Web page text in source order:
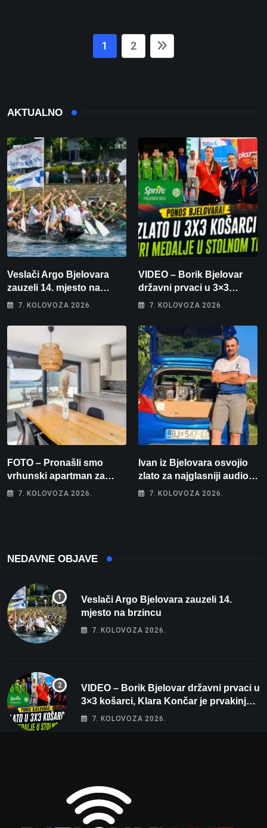
1 2
AKTUALNO
Veslači Argo Bjelovara
zauzeli 14. mjesto na
brzincu
7. KOLOVOZA 2026.
VIDEO – Borik Bjelovar
državni prvaci u 3×3
košarci, Klara Končar je
stolnom tenisu!
7. KOLOVOZA 2026.
FOTO – Pronašli smo
vrhunski apartman za
odmor: Pogled na more, tri
7. KOLOVOZA 2026.
Ivan iz Bjelovara osvojio
zlato za najglasniji audio
sustav i srušio osobni
7. KOLOVOZA 2026.
NEDAVNE OBJAVE
Veslači Argo Bjelovara zauzeli 14.
mjesto na brzincu
7. KOLOVOZA 2026.
VIDEO – Borik Bjelovar državni prvaci u
3×3 košarci, Klara Končar je prvakinja
Hrvatske u stolnom tenisu!
7. KOLOVOZA 2026.